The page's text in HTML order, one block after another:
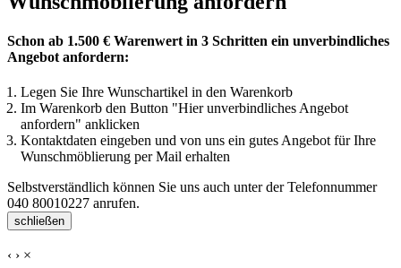
Schon ab 1.500 € Warenwert in 3 Schritten ein unverbindliches
Angebot anfordern:
Legen Sie Ihre Wunschartikel in den Warenkorb
Im Warenkorb den Button "Hier unverbindliches Angebot
anfordern" anklicken
Kontaktdaten eingeben und von uns ein gutes Angebot für Ihre
Wunschmöblierung per Mail erhalten
Selbstverständlich können Sie uns auch unter der Telefonnummer
040 80010227 anrufen.
schließen
‹ › ×